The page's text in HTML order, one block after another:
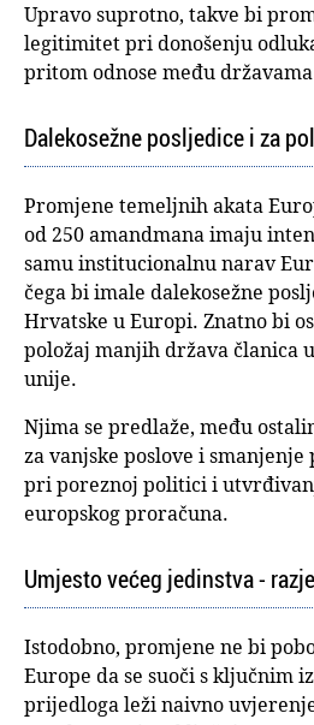
Upravo suprotno, takve bi
legitimitet pri donošenju
pritom odnose među
Dalekosežne posljedice i za
Promjene temeljnih akata
od 250 amandmana imaju
samu institucionalnu narav
čega bi imale dalekosežne
Hrvatske u Europi. Znatno bi
položaj manjih država članica
unije.
Njima se predlaže, među
za vanjske poslove i
pri poreznoj politici i
europskog proračuna.
Umjesto većeg jedinstva -
Istodobno, promjene ne bi
Europe da se suoči s ključnim
prijedloga leži naivno